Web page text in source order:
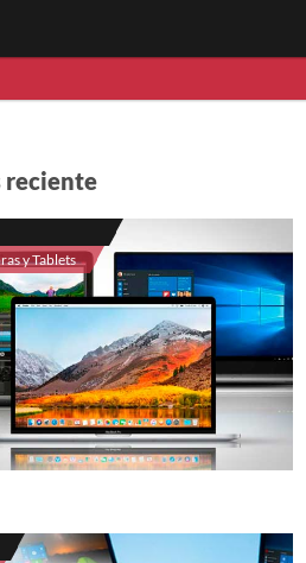
reciente
y Tablets